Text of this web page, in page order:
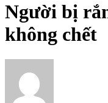
Người bị
không chết